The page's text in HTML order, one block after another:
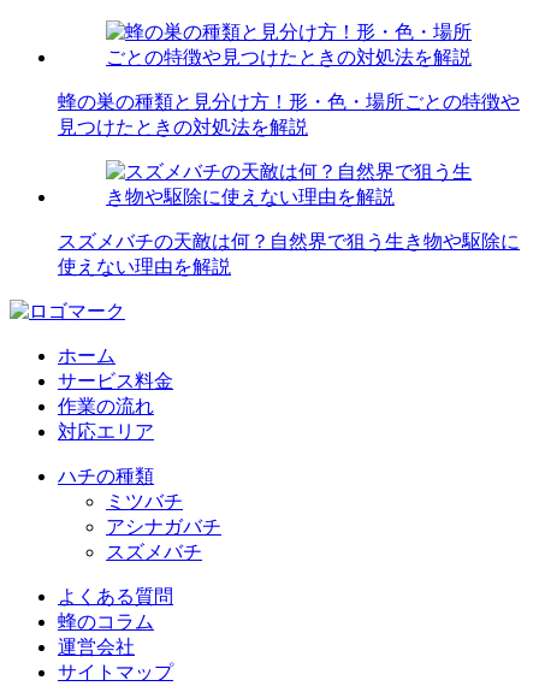
蜂の巣の種類と見分け方！形・色・場所ごとの特徴や
見つけたときの対処法を解説
スズメバチの天敵は何？自然界で狙う生き物や駆除に
使えない理由を解説
ホーム
サービス料金
作業の流れ
対応エリア
ハチの種類
ミツバチ
アシナガバチ
スズメバチ
よくある質問
蜂のコラム
運営会社
サイトマップ